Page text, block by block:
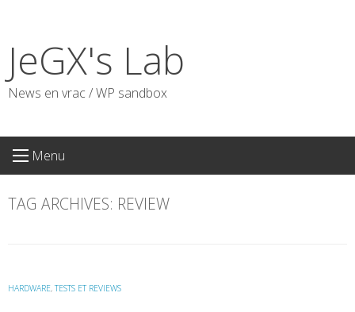
content
JeGX's Lab
News en vrac / WP sandbox
Menu
TAG ARCHIVES: REVIEW
HARDWARE, TESTS ET REVIEWS